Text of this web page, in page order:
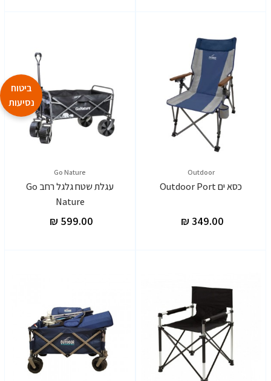
ביטוח
נסיעות
Outdoor
כסא ים Outdoor Port
Go Nature
עגלת שטח גלגל רחב Go
Nature